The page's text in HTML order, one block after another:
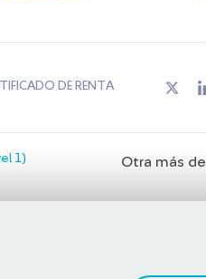
DE RENTA
1) Otra más de